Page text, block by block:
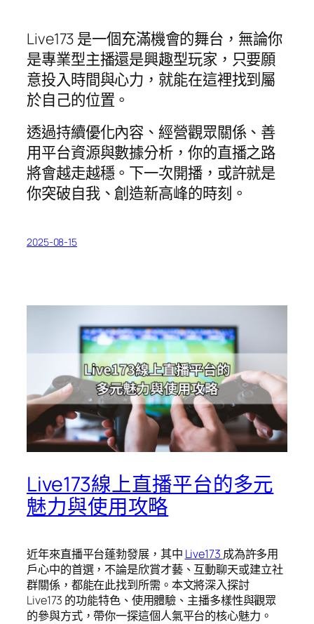
Live173 是一個充滿機會的舞台，無論你
是專業型主播還是興趣型玩家，只要願
意投入時間與心力，就能在這裡找到屬
於自己的位置。
透過持續優化內容、經營觀眾關係、善
用平台資源與數據分析，你的直播之路
將會越走越穩。下一次開播，或許就是
你突破自我、創造新高峰的時刻。
2025-08-15
Live173線上直播平台的多元
魅力與使用攻略
近年來直播平台蓬勃發展，其中 Live173 成為許多用
戶心中的首選，不論是欣賞才藝、互動聊天或建立社
群關係，都能在此找到所需。本文將深入探討
Live173 的功能特色、使用體驗、主播多樣性與觀眾
的參與方式，帶你一探這個人氣平台的核心魅力。